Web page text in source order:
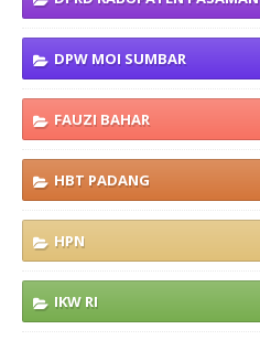
DPW MOI SUMBAR
FAUZI BAHAR
HBT PADANG
HPN
IKW RI